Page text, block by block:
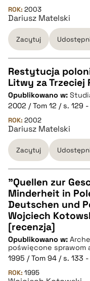
BIBTEX
pobierz cytat
ROK: 2003
Dariusz Matelski
Zacytuj
CZYSTY TEKST
pobierz cytat
BIBTEX
pobierz cytat
Restytucja
Litwy za Trzeciej
Opublikowano w:
2002 / Tom 12 / s. 129 -
ROK: 2002
Dariusz Matelski
Zacytuj
CZYSTY TEKST
pobierz cytat
BIBTEX
"Quellen zur
Minderheit in
Deutschen und
Wojciech
[recenzja]
Opublikowano w:
poświęcone sprawom
1995 / Tom 94 / s. 133 -
ROK: 1995